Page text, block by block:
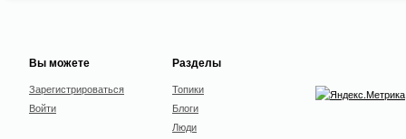
Вы можете
Зарегистрироваться
Войти
Разделы
Топики
Блоги
Люди